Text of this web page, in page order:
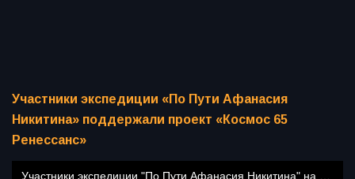
Участники экспедиции «По Пути Афанасия
Никитина» поддержали проект «Космос 65
Ренессанс»